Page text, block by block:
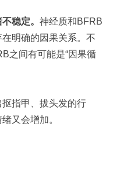
稳定。 神经质和BFRB
明确的因果关系。不
之间有可能是“因果循
指甲、拔头发的行
又会增加。